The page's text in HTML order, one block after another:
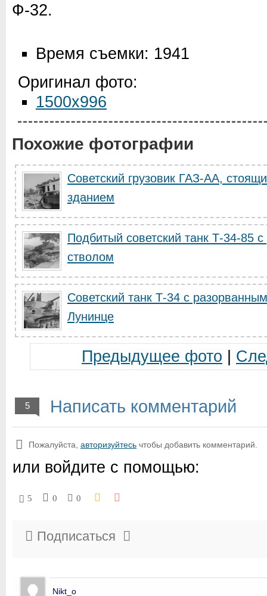
Ф-32.
Время съемки: 1941
Оригинал фото:
1500x996
Похожие фотографии
Советский грузовик ГАЗ-АА,
зданием
Подбитый советский танк Т-34-85
стволом
Советский танк Т-34 с
Лунинце
Предыдущее фото
5 Написать комментарий
Пожалуйста, авторизуйтесь чтобы добавить комментарий.
или войдите с помощью:
5 0 0
Подписаться
Nikt_o